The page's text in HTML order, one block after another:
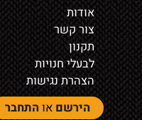
אודות
צור קשר
תקנון
לבעלי חנויות